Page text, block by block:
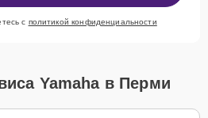
с политикой конфиденциальности
Yamaha в Перми